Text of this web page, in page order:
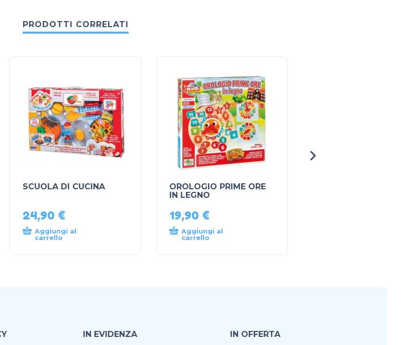
PRODOTTI CORRELATI
SCUOLA DI CUCINA
24,90 €
Aggiungi al
carrello
OROLOGIO PRIME ORE
IN LEGNO
19,90 €
Aggiungi al
carrello
IN EVIDENZA IN OFFERTA